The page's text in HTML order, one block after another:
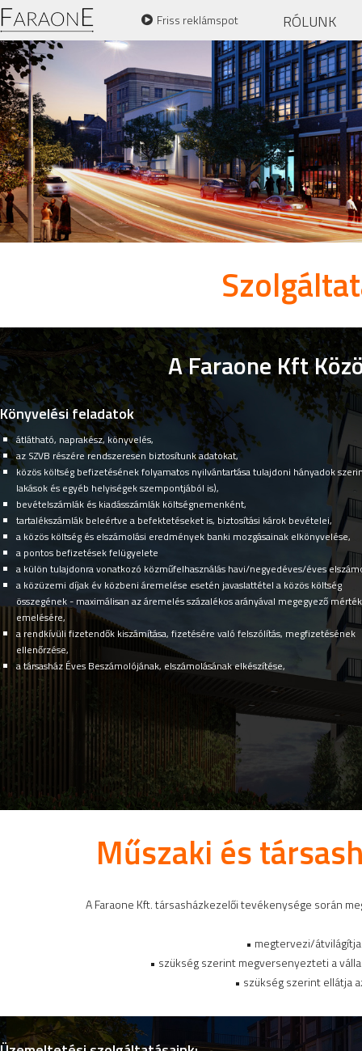
Friss reklámspot RÓLUNK
A Faraone Kft
Könyvelési feladatok
átlátható, naprakész, könyvelés,
az SZVB részére rendszeresen biztosítunk adatokat,
közös költség befizetésének folyamatos nyilvántartása tulajdoni hányadok
lakások és egyéb helyiségek szempontjából is),
bevételszámlák és kiadásszámlák költségnemenként,
tartalékszámlák beleértve a befektetéseket is, biztosítási károk bevételei,
a közös költség és elszámolási eredmények banki mozgásainak elkönyvelése,
a pontos befizetések felügyelete
a külön tulajdonra vonatkozó közműfelhasználás havi/negyedéves/éves
a közüzemi díjak év közbeni áremelése esetén javaslattétel a közös költség
összegének - maximálisan az áremelés százalékos arányával megegyező
emelésére,
a rendkívüli fizetendők kiszámítása, fizetésére való felszólítás, megfizetésének
ellenőrzése,
a társasház Éves Beszámolójának, elszámolásának elkészítése,
Műszaki és
A Faraone Kft. társasházkezelői tevékenysége során
• megtervezi/
• szükség szerint megversenyezteti a
• szükség szerint ellátja